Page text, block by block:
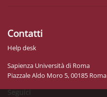
Contatti
Help desk
Sapienza Università di Roma
Piazzale Aldo Moro 5, 00185 Roma
Seguici